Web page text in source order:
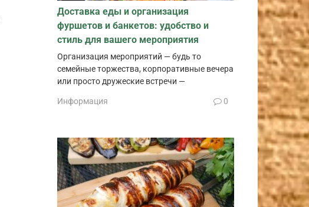
Доставка еды и организация
фуршетов и банкетов: удобство и
стиль для вашего мероприятия
Организация мероприятий — будь то
семейные торжества, корпоративные вечера
или просто дружеские встречи —
Информация 0